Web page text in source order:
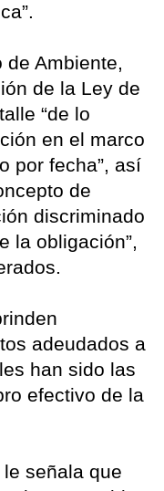
de Ambiente,
de la Ley de
“de lo
en el marco
por fecha”, así
de
discriminado
la obligación”,
adeudados a
han sido las
efectivo de la
señala que